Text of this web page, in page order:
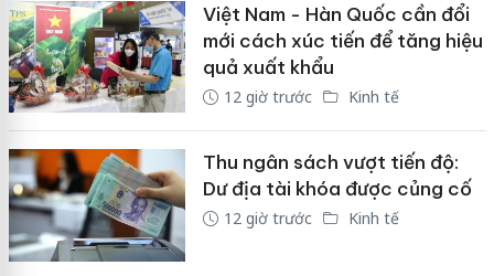
Việt Nam - Hàn Quốc cần đổi
mới cách xúc tiến để tăng hiệu
quả xuất khẩu
12 giờ trước Kinh tế
Thu ngân sách vượt tiến độ:
Dư địa tài khóa được củng cố
12 giờ trước Kinh tế